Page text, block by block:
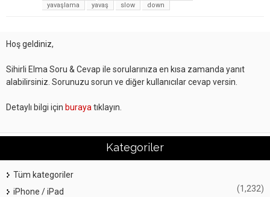
yavaşlama
yavaş slow down
Hoş geldiniz,
Sihirli Elma Soru & Cevap ile sorularınıza en kısa zamanda yanıt
alabilirsiniz. Sorunuzu sorun ve diğer kullanıcılar cevap versin.
Detaylı bilgi için buraya tıklayın.
Kategoriler
Tüm kategoriler
iPhone / iPad
(1,232)